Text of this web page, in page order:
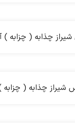
چذابه ( چزابه )
شیراز چذابه (